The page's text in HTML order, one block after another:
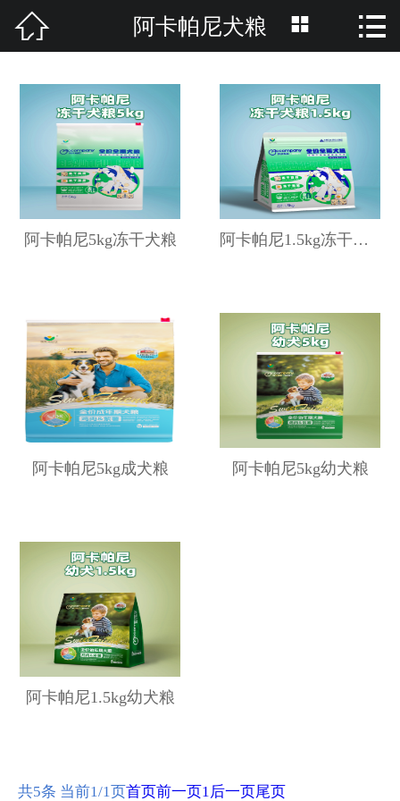
 网站首页
产品分类
资讯中心
养护知识
联系我们
 阿卡帕尼犬粮  
阿卡帕尼5kg冻干犬粮 阿卡帕尼1.5kg冻干犬粮
阿卡帕尼5kg成犬粮 阿卡帕尼5kg幼犬粮
阿卡帕尼1.5kg幼犬粮
共5条 当前1/1页首页前一页1 后一页尾页